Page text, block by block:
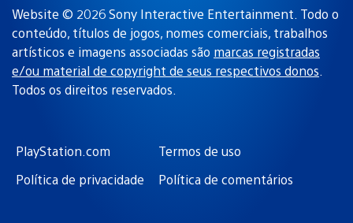
Website © 2026 Sony Interactive Entertainment. Todo o
conteúdo, títulos de jogos, nomes comerciais, trabalhos
artísticos e imagens associadas são marcas registradas
e/ou material de copyright de seus respectivos donos.
Todos os direitos reservados.
PlayStation.com
Termos de uso
Política de privacidade
Política de comentários